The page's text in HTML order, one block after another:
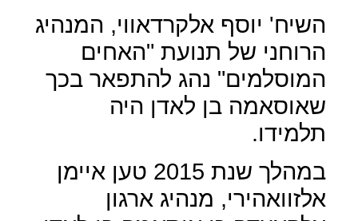
השיח' יוסף אלקרדאווי, המנהיג
הרוחני של תנועת "האחים
המוסלמים" נהג להתפאר בכך
שאוסאמה בן לאדן היה
תלמידו.
במהלך שנת 2015 טען איימן
אלזוואהירי, מנהיג ארגון